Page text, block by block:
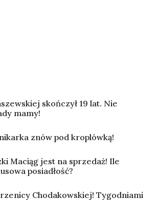
skończył 19 lat. Nie
mamy!
znów pod kroplówką!
Maciąg jest na sprzedaż! Ile
posiadłość?
Chodakowskiej! Tygodniami